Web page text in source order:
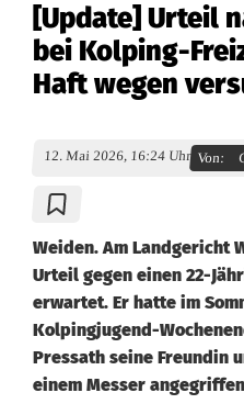
[Update] Urteil
bei Kolping-
Haft wegen
12. Mai 2026, 16:24 Uhr Von:
Weiden. Am Landgericht
Urteil gegen einen 22-
erwartet. Er hatte im
Kolpingjugend-
Pressath seine Freundin
einem Messer